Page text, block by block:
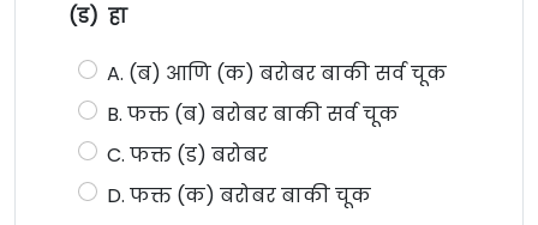
(ड) हा
A. (ब) आणि (क) बरोबर बाकी सर्व चूक
B. फक्त (ब) बरोबर बाकी सर्व चूक
C. फक्त (ड) बरोबर
D. फक्त (क) बरोबर बाकी चूक